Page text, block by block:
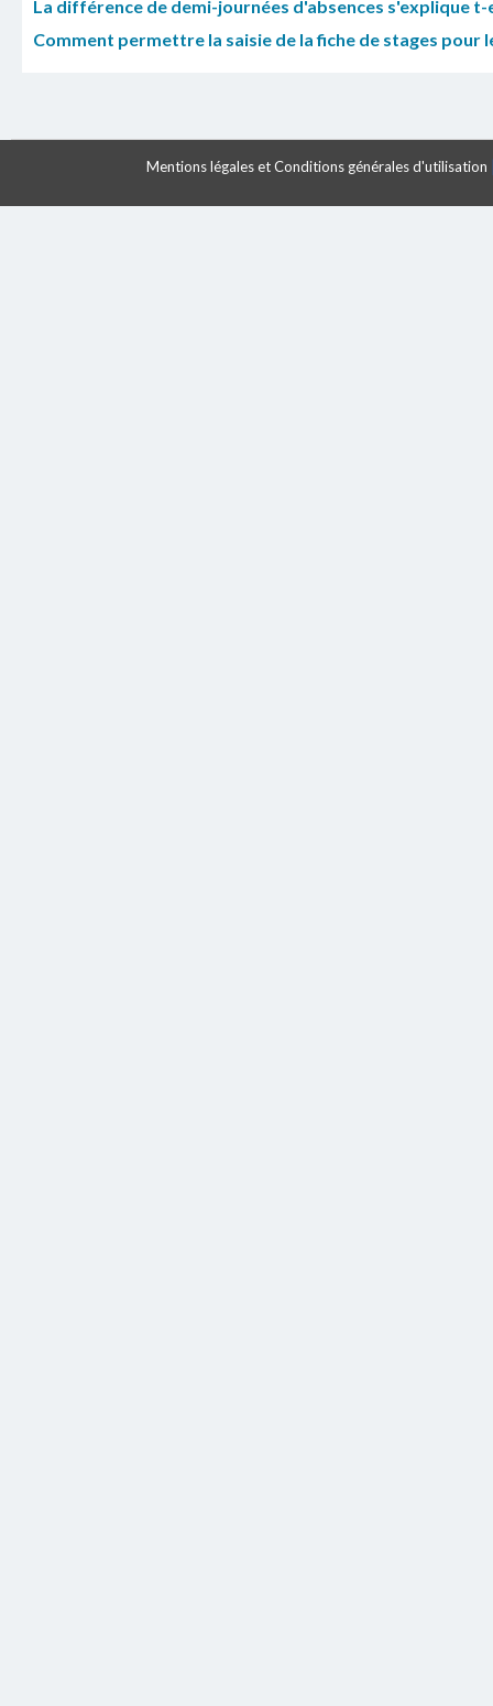
La différence de demi-journées d'absences s'explique t-
Comment permettre la saisie de la fiche de stages pour
Mentions légales et Conditions générales d'utilisation